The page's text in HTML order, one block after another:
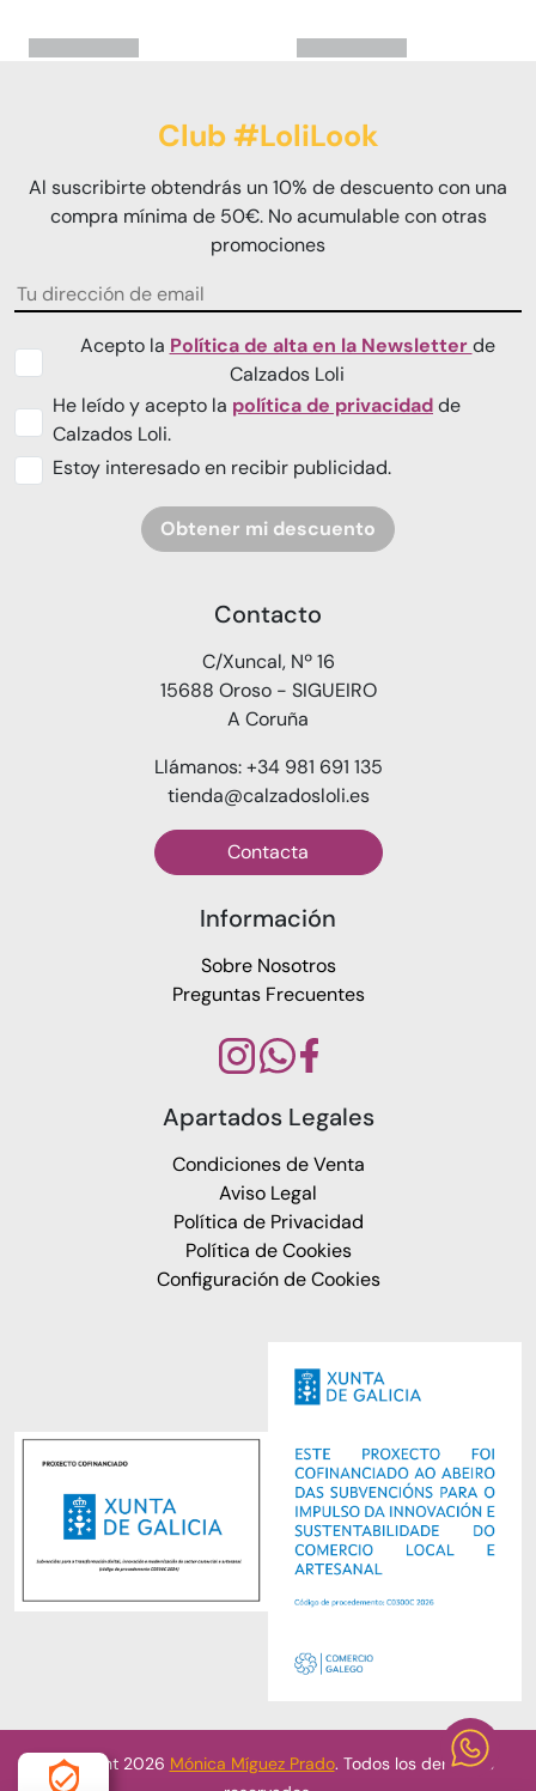
Club #LoliLook
Al suscribirte obtendrás un 10% de descuento con una
compra mínima de 50€. No acumulable con otras
promociones
Acepto la Política de alta en la Newsletterde
Calzados Loli
He leído y acepto la política de privacidadde
Calzados Loli.
Estoy interesado en recibir publicidad.
Obtener mi descuento
Contacto
C/Xuncal, Nº 16
15688 Oroso - SIGUEIRO
A Coruña
Llámanos: +34 981 691 135
tienda@calzadosloli.es
Contacta
Información
Sobre Nosotros
Preguntas Frecuentes
Apartados Legales
Condiciones de Venta
Aviso Legal
Política de Privacidad
Política de Cookies
Configuración de Cookies
Copyright 2026 Mónica Míguez Prado. Todos los derechos